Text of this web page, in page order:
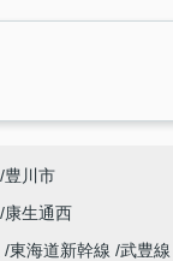
豊川市
康生通西
東海道新幹線 武豊線